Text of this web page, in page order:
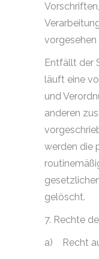
vorgesehen
Entfällt der
läuft eine
und
anderen
werden die
gelöscht.
7. Rechte
a)
Recht